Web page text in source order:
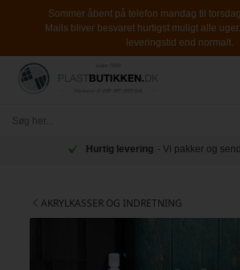
Sommer åbent på telefon mandag til
Mails bliver besvaret hurtigst muligt alle
leveringstid end normalt.
Hurtig levering - Vi pakker og
AKRYLKASSER OG INDRETNING